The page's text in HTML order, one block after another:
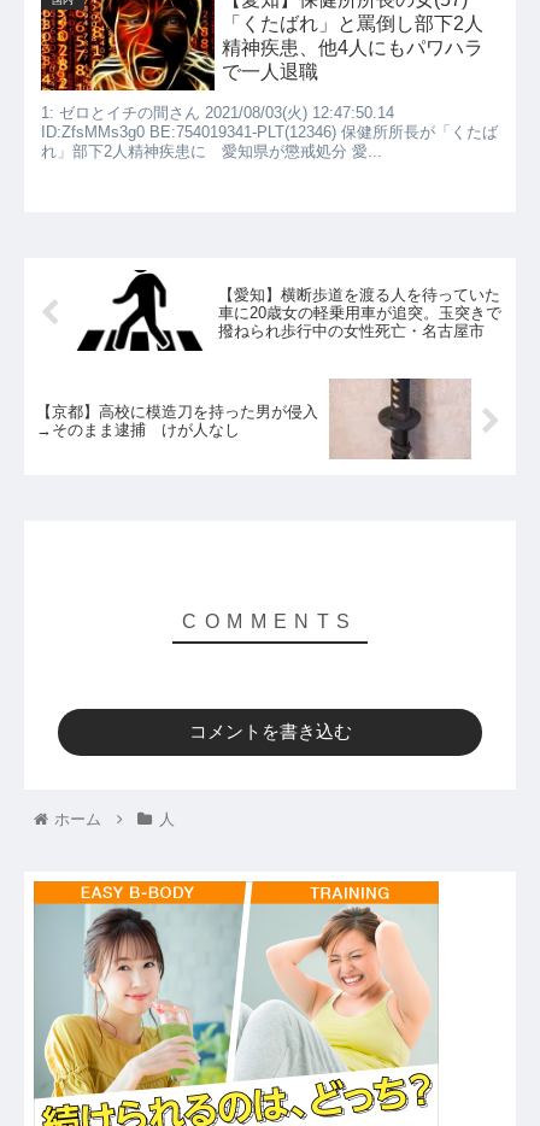
「くたばれ」と罵倒し部下2人
精神疾患、他4人にもパワハラ
で一人退職
1: ゼロとイチの間さん 2021/08/03(火) 12:47:50.14
ID:ZfsMMs3g0 BE:754019341-PLT(12346) 保健所所長が「くたば
れ」部下2人精神疾患に 愛知県が懲戒処分 愛...
【愛知】横断歩道を渡る人を待っていた
車に20歳女の軽乗用車が追突。玉突きで
撥ねられ歩行中の女性死亡・名古屋市
【京都】高校に模造刀を持った男が侵入
→そのまま逮捕 けが人なし
コメントを書き込む
ホーム 人